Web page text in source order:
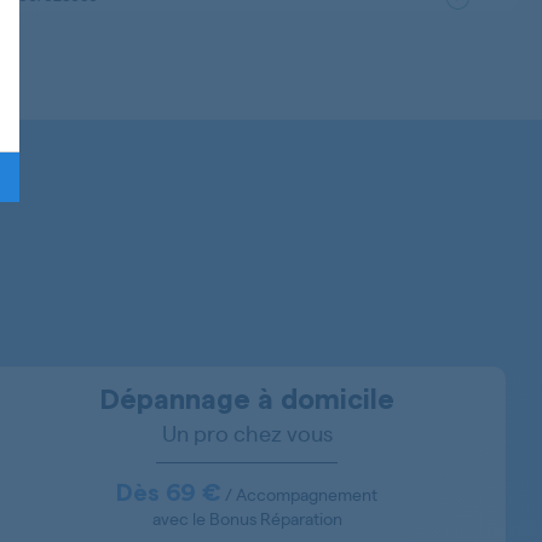
Dépannage à domicile
Un pro chez vous
Dès 69 € / Accompagnement
avec le Bonus Réparation